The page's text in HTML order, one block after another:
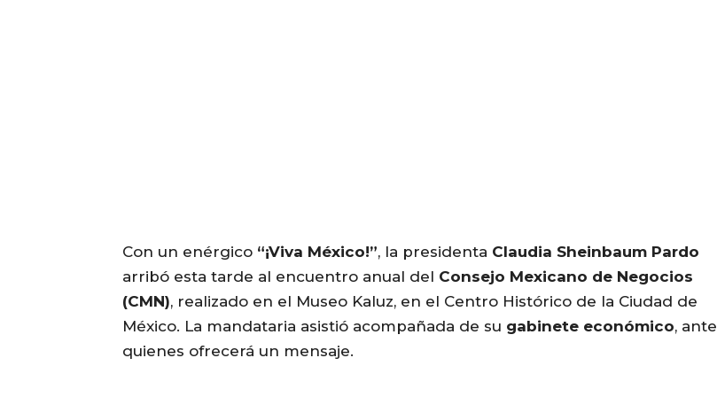
Con un enérgico “¡Viva México!”, la presidenta Claudia Sheinbaum Pardo
arribó esta tarde al encuentro anual del Consejo Mexicano de Negocios
(CMN), realizado en el Museo Kaluz, en el Centro Histórico de la Ciudad de
México. La mandataria asistió acompañada de su gabinete económico, ante
quienes ofrecerá un mensaje.